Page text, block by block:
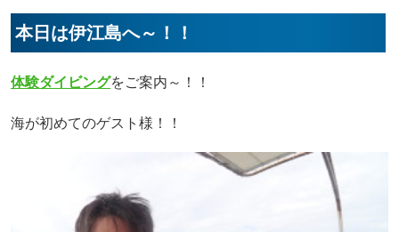
本日は伊江島へ～！！
体験ダイビングをご案内～！！
海が初めてのゲスト様！！